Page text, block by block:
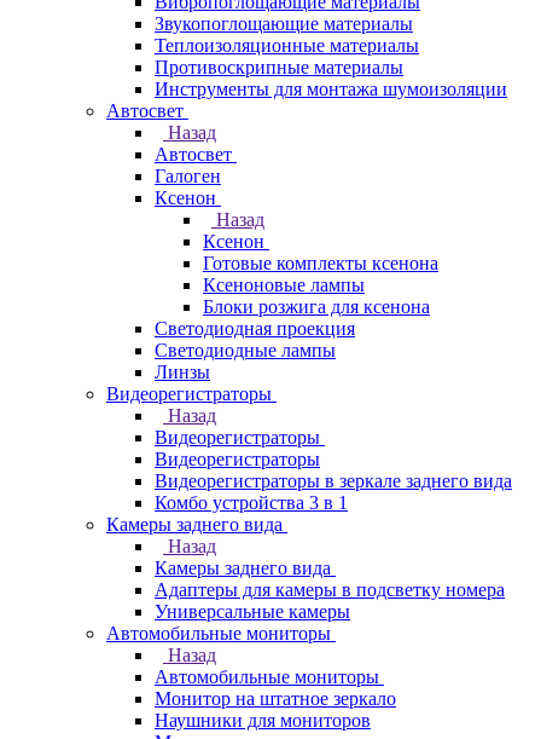
Звукопоглощающие материалы
Теплоизоляционные материалы
Противоскрипные материалы
Инструменты для монтажа шумоизоляции
Автосвет
Назад
Автосвет
Галоген
Ксенон
Назад
Ксенон
Готовые комплекты ксенона
Ксеноновые лампы
Блоки розжига для ксенона
Светодиодная проекция
Светодиодные лампы
Линзы
Видеорегистраторы
Назад
Видеорегистраторы
Видеорегистраторы
Видеорегистраторы в зеркале заднего вида
Комбо устройства 3 в 1
Камеры заднего вида
Назад
Камеры заднего вида
Адаптеры для камеры в подсветку номера
Универсальные камеры
Автомобильные мониторы
Назад
Автомобильные мониторы
Монитор на штатное зеркало
Наушники для мониторов